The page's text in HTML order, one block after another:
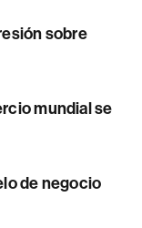
sobre
mundial se
de negocio